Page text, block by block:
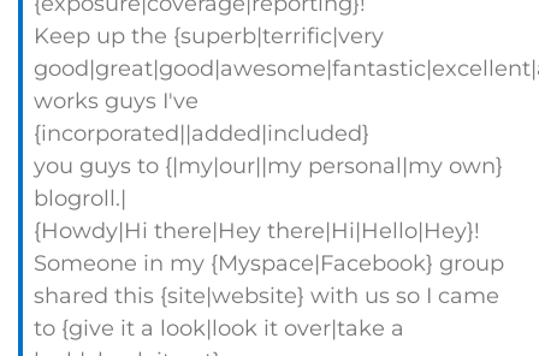
Keep up the {superb|terrific|very
works guys I've
{incorporated||added|included}
you guys to {|my|our||my personal|my own}
blogroll.|
{Howdy|Hi there|Hey there|Hi|Hello|Hey}!
Someone in my {Myspace|Facebook} group
shared this {site|website} with us so I came
to {give it a look|look it over|take a